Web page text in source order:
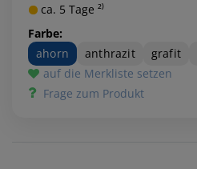
ca. 5 Tage ²⁾
Farbe:
ahorn
anthrazit grafit
auf die Merkliste setzen
Frage zum Produkt